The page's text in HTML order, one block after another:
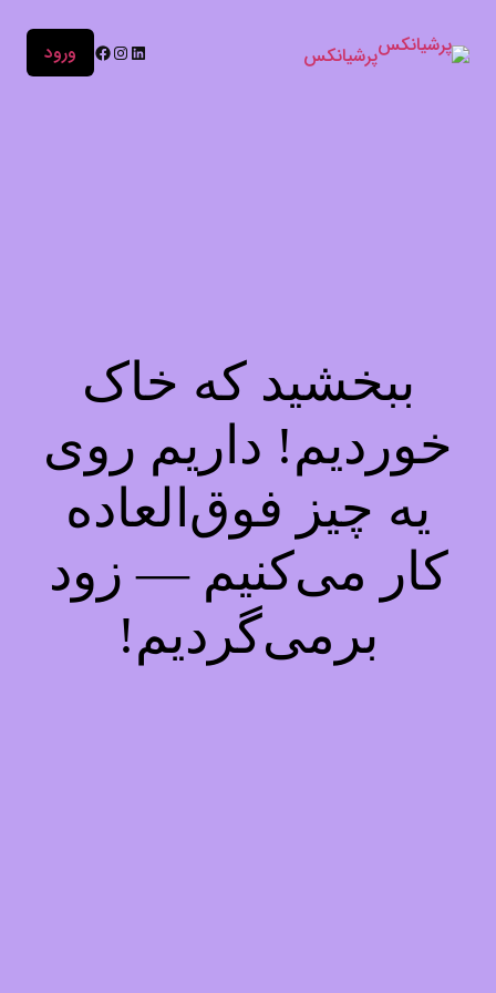
پرشیانکس ورود
ببخشید که خاک
خوردیم! داریم روی
یه چیز فوق‌العاده
کار می‌کنیم — زود
برمی‌گردیم!